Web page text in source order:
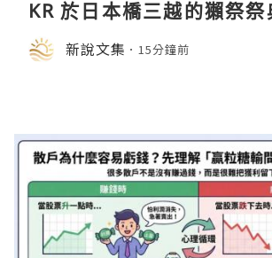
KR 於日本橋三越的獺祭
店中，與日伸貴金属的東京
同參展新說文集 15分鐘前